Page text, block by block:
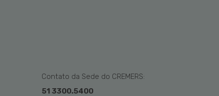
Contato da Sede do CREMERS:
51 3300.5400